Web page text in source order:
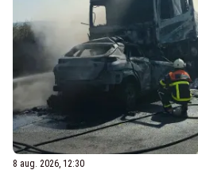
8 aug. 2026, 12:30